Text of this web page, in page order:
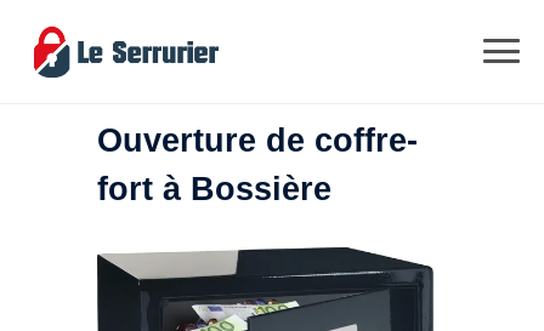
Ouverture de coffre-
fort à Bossière